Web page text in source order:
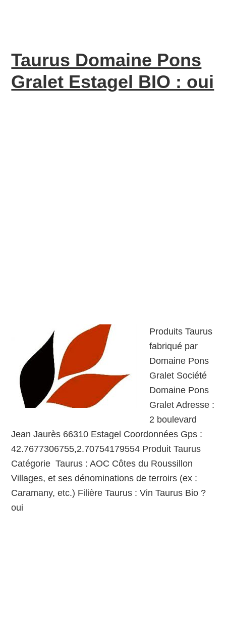
Taurus Domaine Pons
Gralet Estagel BIO : oui
Produits Taurus
fabriqué par
Domaine Pons
Gralet Société
Domaine Pons
Gralet Adresse :
2 boulevard
Jean Jaurès 66310 Estagel Coordonnées Gps :
42.7677306755,2.70754179554 Produit Taurus
Catégorie Taurus : AOC Côtes du Roussillon
Villages, et ses dénominations de terroirs (ex :
Caramany, etc.) Filière Taurus : Vin Taurus Bio ?
oui